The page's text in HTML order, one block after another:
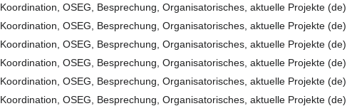
Koordination, OSEG, Besprechung, Organisatorisches, aktuelle Projekte (de)
Koordination, OSEG, Besprechung, Organisatorisches, aktuelle Projekte (de)
Koordination, OSEG, Besprechung, Organisatorisches, aktuelle Projekte (de)
Koordination, OSEG, Besprechung, Organisatorisches, aktuelle Projekte (de)
Koordination, OSEG, Besprechung, Organisatorisches, aktuelle Projekte (de)
Koordination, OSEG, Besprechung, Organisatorisches, aktuelle Projekte (de)